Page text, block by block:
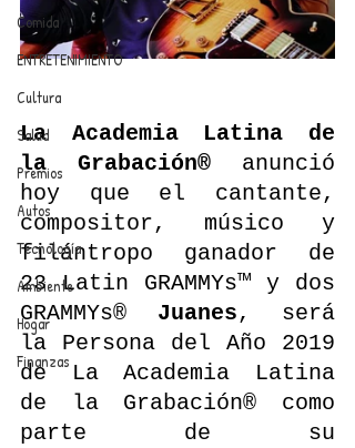
Comida
ENTRETENIMIENTO
Cultura
Salud
Premios
Autos
Tecnología
Ambiente
Hogar
Finanzas
La Academia Latina de
la Grabación® anunció
hoy que el cantante,
compositor, músico y
filántropo ganador de
23 Latin GRAMMYs™ y dos
GRAMMYs® Juanes, será
la Persona del Año 2019
de La Academia Latina
de la Grabación® como
parte de su